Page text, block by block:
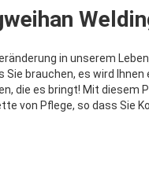
in unserem
Sie brauchen, es wird
die es bringt! Mit diesem
von Pflege, so dass Sie